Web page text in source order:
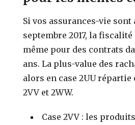
Si vos assurances-vie
septembre 2017, la
même pour des contrats
ans. La plus-value des
alors en case 2UU
2VV et 2WW.
Case 2VV : les